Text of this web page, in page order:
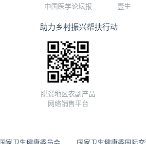
中国医学论坛报 壹生
助力乡村振兴帮扶行动
脱贫地区农副产品
网络销售平台